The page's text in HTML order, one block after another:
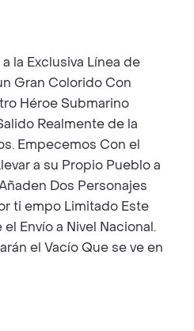
la Exclusiva Línea de
Gran Colorido Con
Héroe Submarino
Realmente de la
Empecemos Con el
a su Propio Pueblo a
Dos Personajes
ti empo Limitado Este
Envío a Nivel Nacional.
el Vacío Que se ve en